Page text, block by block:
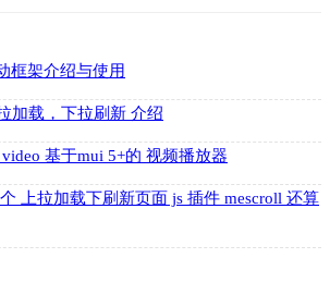
框架介绍与使用
加载，下拉刷新 介绍
基于mui 5+的 视频播放器
上拉加载下刷新页面 js 插件 mescroll 还算